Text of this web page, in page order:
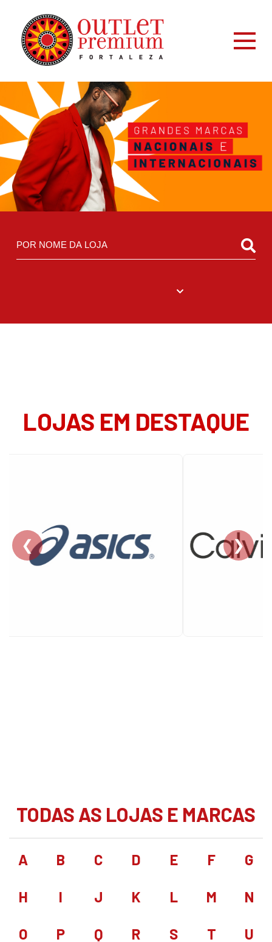
LOJAS EM DESTAQUE
❮ ❯
TODAS AS LOJAS E MARCAS
A B C D E F G
H I J K L M N
O P Q R S T U